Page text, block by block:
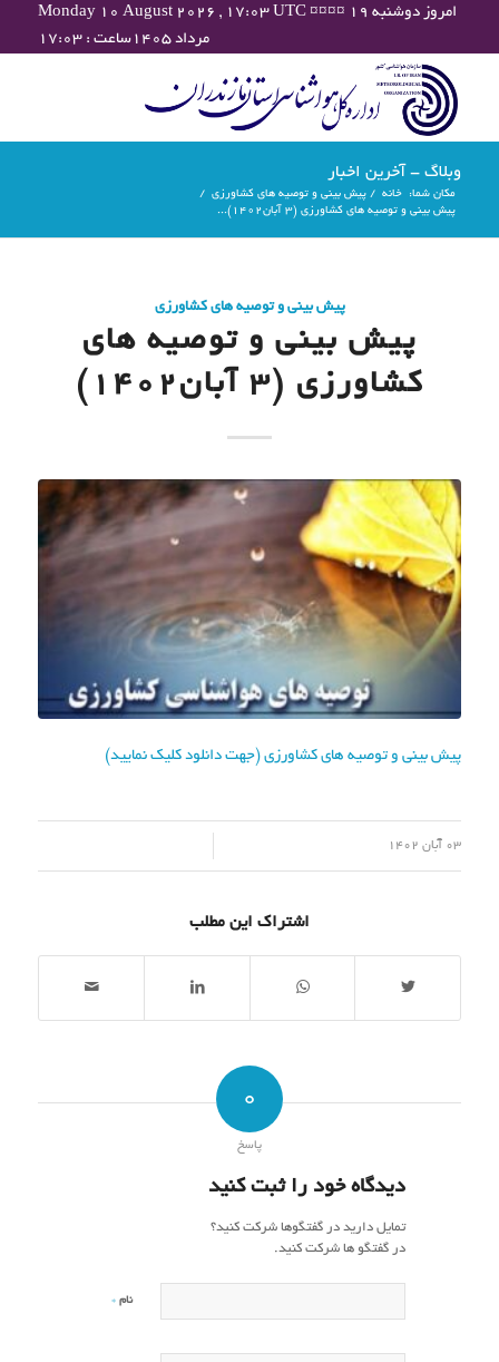
Monday 10 August 2026 , 17:03 UTC ¤¤¤¤ امروز دوشنبه ۱۹
مرداد ۱۴۰۵ساعت : ۱۷:۰۳
وبلاگ - آخرین اخبار
مکان شما: خانه / پیش بینی و توصیه های کشاورزی /
پیش بینی و توصیه های کشاورزی (3 آبان۱۴۰۲)...
پیش بینی و توصیه های کشاورزی
پیش بینی و توصیه های
کشاورزی (3 آبان۱۴۰۲)
پیش بینی و توصیه های کشاورزی (جهت دانلود کلیک نمایید)
03 آبان 1402
اشتراک این مطلب
0
پاسخ
دیدگاه خود را ثبت کنید
تمایل دارید در گفتگوها شرکت کنید؟
در گفتگو ها شرکت کنید.
نام *